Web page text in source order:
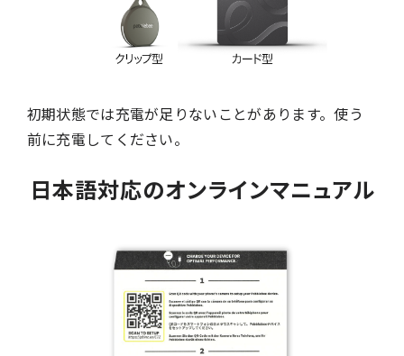
初期状態では充電が足りないことがあります。使う
前に充電してください。
日本語対応のオンラインマニュアル